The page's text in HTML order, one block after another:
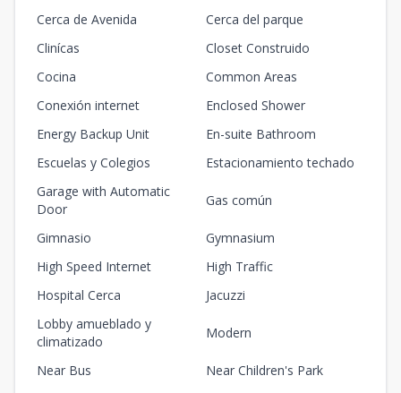
Cerca de Avenida
Cerca del parque
Clinícas
Closet Construido
Cocina
Common Areas
Conexión internet
Enclosed Shower
Energy Backup Unit
En-suite Bathroom
Escuelas y Colegios
Estacionamiento techado
Garage with Automatic
Door
Gas común
Gimnasio
Gymnasium
High Speed Internet
High Traffic
Hospital Cerca
Jacuzzi
Lobby amueblado y
climatizado
Modern
Near Bus
Near Children's Park